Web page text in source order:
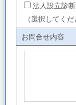
法人設立診
（選択してく
お問合せ内容